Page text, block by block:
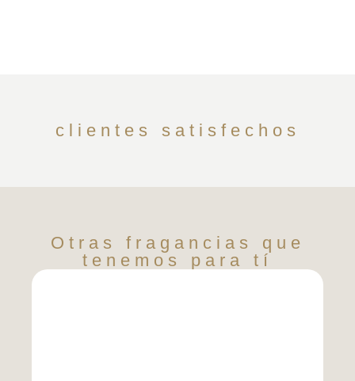
clientes satisfechos
Otras fragancias que
tenemos para tí